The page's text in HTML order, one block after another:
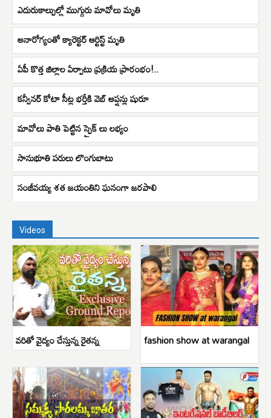
ఎదురుకాల్పుల్లో ముగ్గురు మావోలు మృతి
అనారోగ్యంతో క్యారెక్టర్ ఆర్టిస్ట్ మృతి
ఏపీ కొత్త జిల్లాల ఏర్పాటు ప్రక్రియ ప్రారంభం!..
కన్వీనర్ కోటా సీట్ల భర్తీకి వెబ్ ఆప్షన్లు షురూ
మావోలు పాతి పెట్టిన స్పైక్ లు లభ్యం
సానుభూతి పరులు లొంగుబాటు
సంజీవయ్య శత జయంతిని ఘనంగా జరపాలి
Videos
వరితో వైద్యం చేస్తున్న రైతన్న fashion show at warangal